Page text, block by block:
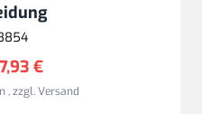
7,93 €
,zzgl.Versand